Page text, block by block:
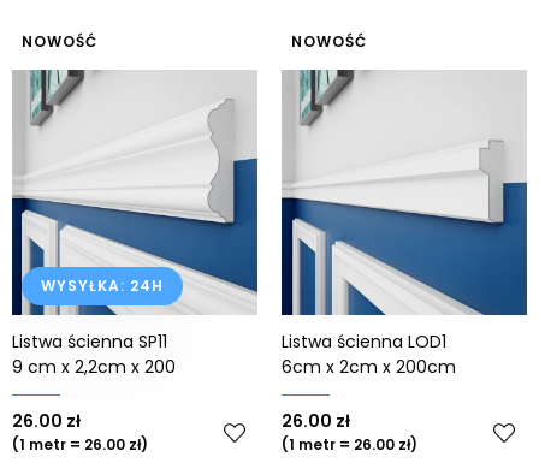
NOWOŚĆ
WYSYŁKA: 24H
Listwa ścienna SP11
9 cm x 2,2cm x 200
26.00 zł
(1 metr = 26.00 zł)
NOWOŚĆ
Listwa ścienna LOD1
6cm x 2cm x 200cm
26.00 zł
(1 metr = 26.00 zł)